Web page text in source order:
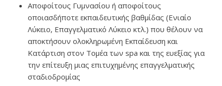
Αποφοίτους Γυμνασίου ή αποφοίτους
οποιασδήποτε εκπαιδευτικής βαθμίδας (Ενιαίο
Λύκειο, Επαγγελματικό Λύκειο κτλ.) που θέλουν να
αποκτήσουν ολοκληρωμένη Εκπαίδευση και
Κατάρτιση στον Τομέα των spa και της ευεξίας για
την επίτευξη μιας επιτυχημένης επαγγελματικής
σταδιοδρομίας